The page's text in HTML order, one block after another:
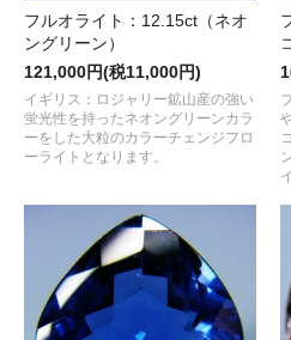
フルオライト：12.15ct（ネオ
ングリーン）
121,000円(税11,000円)
イギリス：ロジャリー鉱山産の強い
蛍光性を持ったネオングリーンカラ
ーをした大粒のカラーチェンジフロ
ーライトとなります。